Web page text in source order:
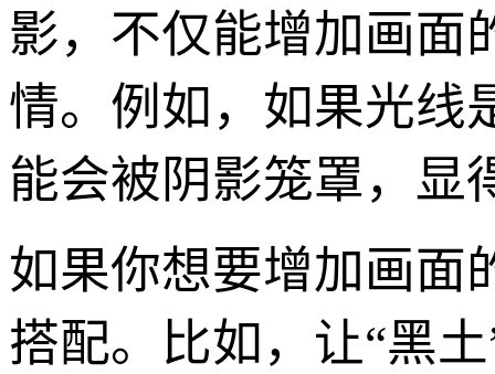
影，不仅能增加画面
情。例如，如果光线
能会被阴影笼罩，显
如果你想要增加画面
搭配。比如，让“黑